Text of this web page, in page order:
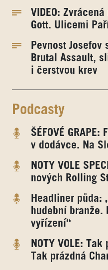
VIDEO:
Gott. Ulicemi
Pevnost
Brutal Assault,
i čerstvou krev
Podcasty
ŠÉFOVÉ
v dodávce. Na
NOTY VOLE
nových Rolling
Headliner půda:
hudební branže.
vyřízení“
NOTY VOLE:
Tak prázdná